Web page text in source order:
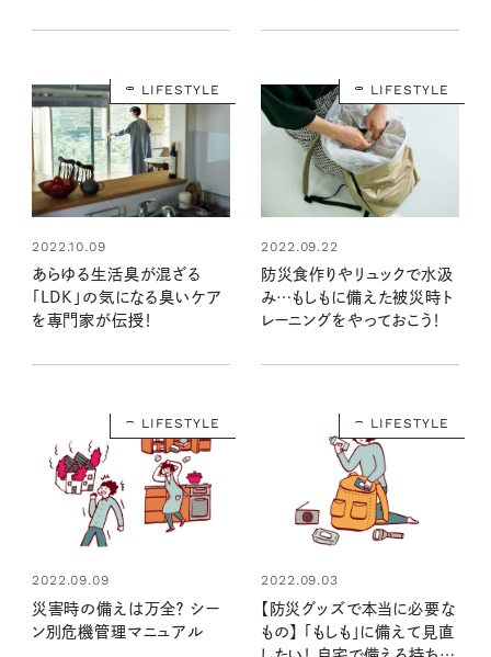
LIFESTYLE
2022.10.09
あらゆる生活臭が混ざる
「LDK」の気になる臭いケア
を専門家が伝授！
LIFESTYLE
2022.09.22
防災食作りやリュックで水汲
み…もしもに備えた被災時ト
レーニングをやっておこう！
LIFESTYLE
2022.09.09
災害時の備えは万全？ シー
ン別危機管理マニュアル
LIFESTYLE
2022.09.03
【防災グッズで本当に必要な
もの】 「もしも」に備えて見直